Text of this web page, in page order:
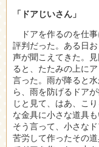
「ドアじいさん」
ドアを作るのを仕
評判だった。ある日
声が聞こえてきた。
ると、たたみの上に
言った。雨が降ると
ら、雨を防げるドア
じと見て、はあ、こ
な金具に小さな道具
そう言って、小さな
苦労して作ったその